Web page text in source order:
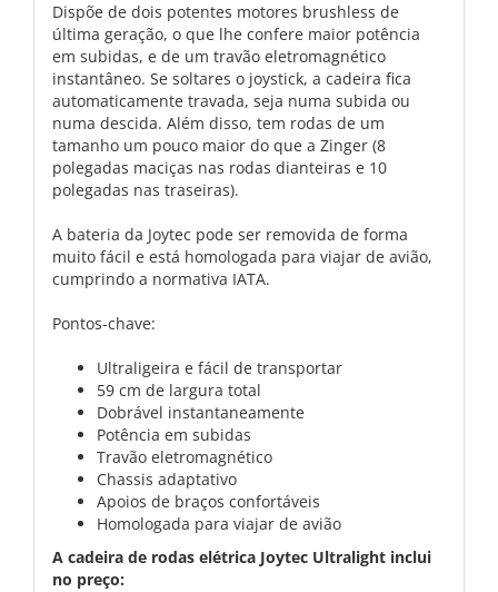
Dispõe de dois potentes motores brushless de
última geração, o que lhe confere maior potência
em subidas, e de um travão eletromagnético
instantâneo. Se soltares o joystick, a cadeira fica
automaticamente travada, seja numa subida ou
numa descida. Além disso, tem rodas de um
tamanho um pouco maior do que a Zinger (8
polegadas maciças nas rodas dianteiras e 10
polegadas nas traseiras).
A bateria da Joytec pode ser removida de forma
muito fácil e está homologada para viajar de avião,
cumprindo a normativa IATA.
Pontos-chave:
Ultraligeira e fácil de transportar
59 cm de largura total
Dobrável instantaneamente
Potência em subidas
Travão eletromagnético
Chassis adaptativo
Apoios de braços confortáveis
Homologada para viajar de avião
A cadeira de rodas elétrica Joytec Ultralight inclui
no preço: